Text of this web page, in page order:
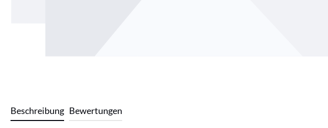
Beschreibung Bewertungen